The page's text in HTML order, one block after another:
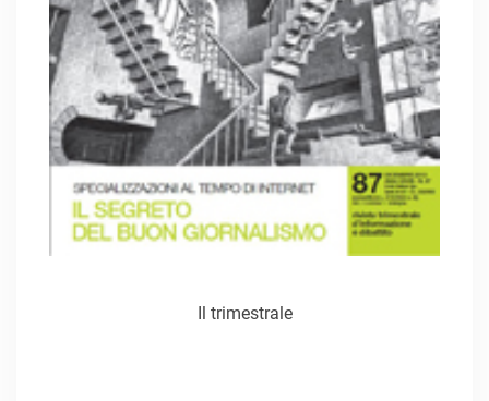
Il trimestrale